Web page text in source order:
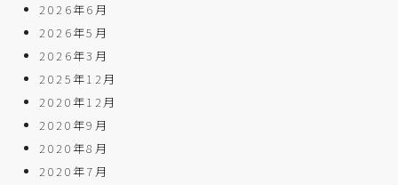
2026年6月
2026年5月
2026年3月
2025年12月
2020年12月
2020年9月
2020年8月
2020年7月